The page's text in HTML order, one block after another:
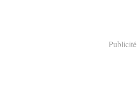
Publicité